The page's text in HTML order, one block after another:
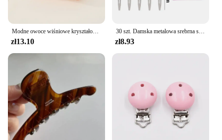
Modne owoce wiśniowe kryształowe klamra do włosów dla kobiet octan koreański elegancki klamra popularne akcesoria do włosów
zł13.10
30 szt. Damska metalowa srebrna spinka do włosów odzież na co dzień do włosów na ulicy, spinka do włosów profesjonalna spinka do włosów w salonie damskim
zł8.93